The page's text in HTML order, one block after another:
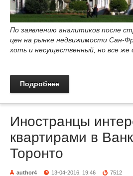
По заявлению аналитиков после
цен на рынке недвижимости Сан-
хоть и несущественный, но все же
Подробнее
Иностранцы
квартирами в
Торонто
author4 13-04-2016, 19:46 7512